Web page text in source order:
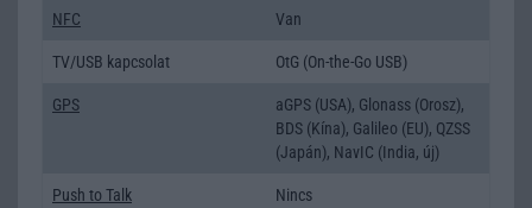
NFC Van
TV/USB kapcsolat OtG (On-the-Go USB)
GPS
aGPS (USA), Glonass (Orosz),
BDS (Kína), Galileo (EU), QZSS
(Japán), NavIC (India, új)
Push to Talk Nincs